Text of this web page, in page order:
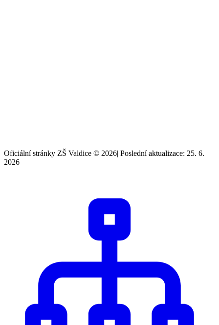
Oficiální stránky ZŠ Valdice © 2026| Poslední aktualizace: 25. 6.
2026